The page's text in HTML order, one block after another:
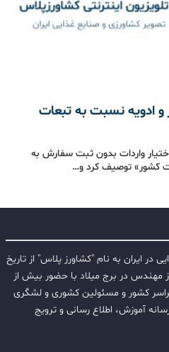
ادویه نسبت به تبعات
واردات بدون ثبت سفارش به
کشور» توصیف کرد و…
در ایران به نام "کشاورز پلاس" از تاریخ
همزمان با روز مهندس در برج میلاد با حضور بیش از
سراسر کشور و مسئولین کشوری و لشگری
آموزش، اطلاع رسانی و ترویج